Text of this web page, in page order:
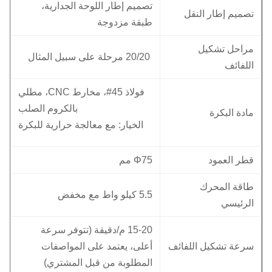
تصميم إطار النقل
تصميم إطار اللوحة الجدارية،
طبقة مزدوجة
مراحل تشكيل
اللفائف
مادة البكرة
فولاذ 45#، مخارط CNC، مطلي
بالكروم الصلب
الخيار: مع معالجة حرارية للبكرة
قطر العمود Φ75 مم
طاقة المحرك
الرئيسي
5.5 كيلو واط مع مخفض
سرعة تشكيل اللفائف
15-20 م/دقيقة (تتوفر سرعة
أعلى، يعتمد على المواصفات
المطلوبة من قبل المشتري)